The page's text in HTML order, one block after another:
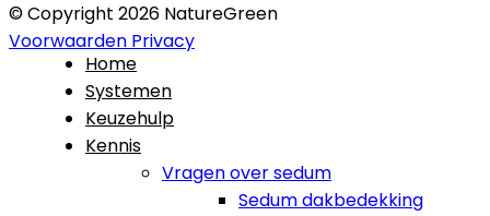
© Copyright 2026 NatureGreen
Voorwaarden Privacy
Home
Systemen
Keuzehulp
Kennis
Vragen over sedum
Sedum dakbedekking